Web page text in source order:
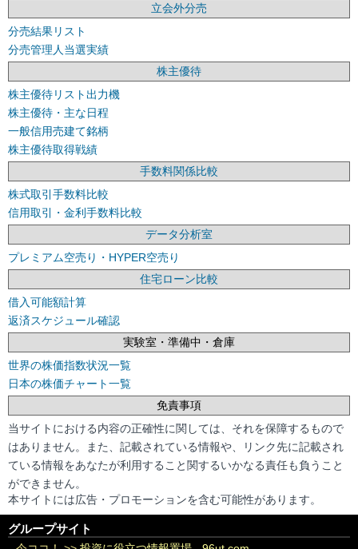
立会外分売
分売結果リスト
分売管理人当選実績
株主優待
株主優待リスト出力機
株主優待・主な日程
一般信用売建て銘柄
株主優待取得戦績
手数料関係比較
株式取引手数料比較
信用取引・金利手数料比較
データ分析室
プレミアム空売り・HYPER空売り
住宅ローン比較
借入可能額計算
返済スケジュール確認
実験室・準備中・倉庫
世界の株価指数状況一覧
日本の株価チャート一覧
免責事項
当サイトにおける内容の正確性に関しては、それを保障するもので
はありません。また、記載されている情報や、リンク先に記載され
ている情報をあなたが利用すること関するいかなる責任も負うこと
ができません。
本サイトには広告・プロモーションを含む可能性があります。
グループサイト